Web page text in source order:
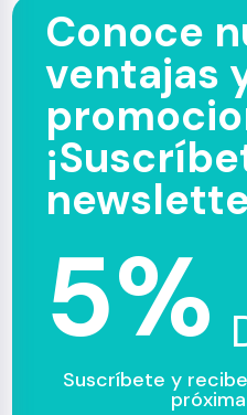
Conoce
ventajas
5%
Suscríbete y